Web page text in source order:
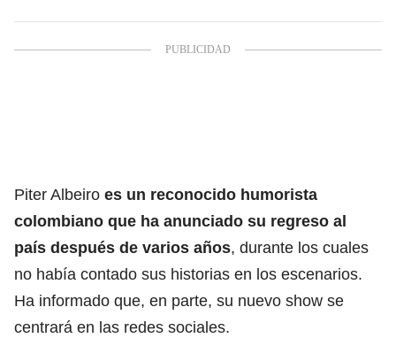
Piter Albeiro es un reconocido humorista
colombiano que ha anunciado su regreso al
país después de varios años, durante los cuales
no había contado sus historias en los escenarios.
Ha informado que, en parte, su nuevo show se
centrará en las redes sociales.